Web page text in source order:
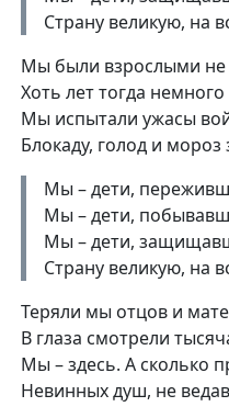
Страну великую, на
Мы были взрослыми не
Хоть лет тогда
Мы испытали ужасы
Блокаду, голод и
Мы – дети,
Мы – дети,
Мы – дети,
Страну великую, на
Теряли мы отцов и
В глаза смотрели
Мы – здесь. А сколько
Невинных душ, не